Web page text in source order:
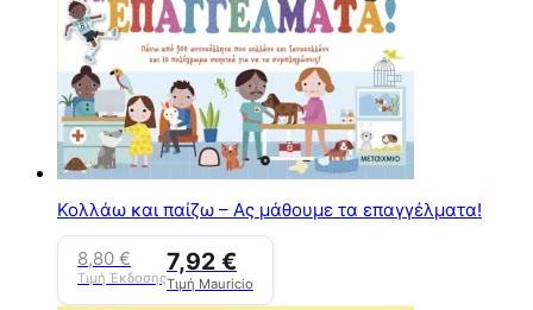
Κολλάω και παίζω – Ας μάθουμε τα επαγγέλματα!
8,80 €
Τιμή Έκδοσης
7,92 €
Τιμή Mauricio